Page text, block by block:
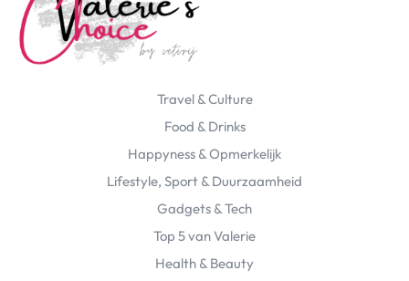
Travel & Culture
Food & Drinks
Happyness & Opmerkelijk
Lifestyle, Sport & Duurzaamheid
Gadgets & Tech
Top 5 van Valerie
Health & Beauty